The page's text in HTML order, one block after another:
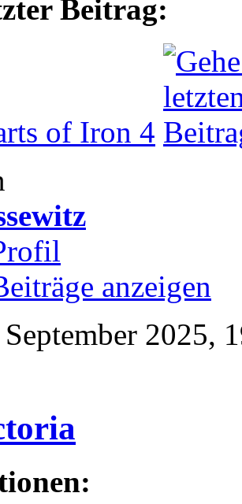
Beitrag:
of Iron 4
anzeigen
2025,